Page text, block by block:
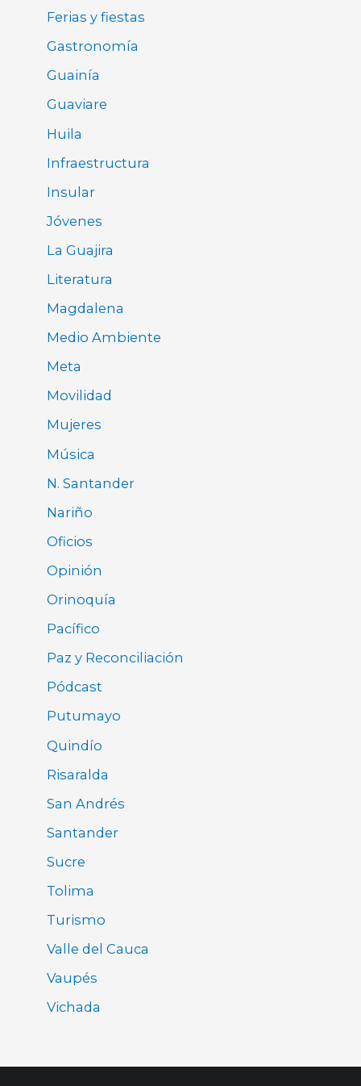
Ferias y fiestas
Gastronomía
Guainía
Guaviare
Huila
Infraestructura
Insular
Jóvenes
La Guajira
Literatura
Magdalena
Medio Ambiente
Meta
Movilidad
Mujeres
Música
N. Santander
Nariño
Oficios
Opinión
Orinoquía
Pacífico
Paz y Reconciliación
Pódcast
Putumayo
Quindío
Risaralda
San Andrés
Santander
Sucre
Tolima
Turismo
Valle del Cauca
Vaupés
Vichada